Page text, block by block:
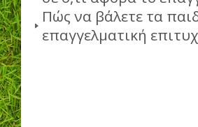
Πώς να βάλετε τα
επαγγελματική